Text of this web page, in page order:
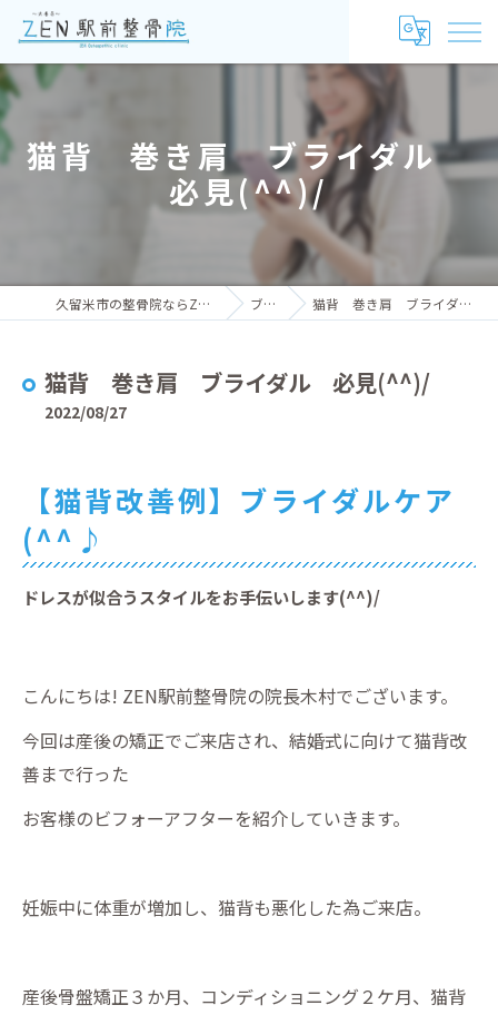
猫背 巻き肩 ブライダル
必見(^^)/
久留米市の整骨院ならZEN駅前整骨院 ブログ 猫背 巻き肩 ブライダル 必見(^^)/
猫背 巻き肩 ブライダル 必見(^^)/
2022/08/27
【猫背改善例】ブライダルケア
(^^♪
ドレスが似合うスタイルをお手伝いします(^^)/
こんにちは! ZEN駅前整骨院の院長木村でございます。
今回は産後の矯正でご来店され、結婚式に向けて猫背改
善まで行った
お客様のビフォーアフターを紹介していきます。
妊娠中に体重が増加し、猫背も悪化した為ご来店。
産後骨盤矯正３か月、コンディショニング２ケ月、猫背